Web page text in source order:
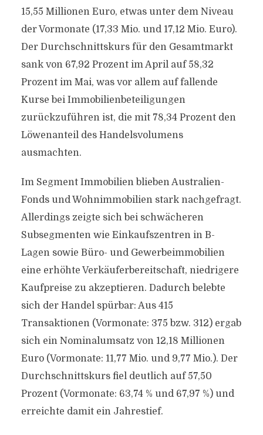
15,55 Millionen Euro, etwas unter dem Niveau
der Vormonate (17,33 Mio. und 17,12 Mio. Euro).
Der Durchschnittskurs für den Gesamtmarkt
sank von 67,92 Prozent im April auf 58,32
Prozent im Mai, was vor allem auf fallende
Kurse bei Immobilienbeteiligungen
zurückzuführen ist, die mit 78,34 Prozent den
Löwenanteil des Handelsvolumens
ausmachten.
Im Segment Immobilien blieben Australien-
Fonds und Wohnimmobilien stark nachgefragt.
Allerdings zeigte sich bei schwächeren
Subsegmenten wie Einkaufszentren in B-
Lagen sowie Büro- und Gewerbeimmobilien
eine erhöhte Verkäuferbereitschaft, niedrigere
Kaufpreise zu akzeptieren. Dadurch belebte
sich der Handel spürbar: Aus 415
Transaktionen (Vormonate: 375 bzw. 312) ergab
sich ein Nominalumsatz von 12,18 Millionen
Euro (Vormonate: 11,77 Mio. und 9,77 Mio.). Der
Durchschnittskurs fiel deutlich auf 57,50
Prozent (Vormonate: 63,74 % und 67,97 %) und
erreichte damit ein Jahrestief.